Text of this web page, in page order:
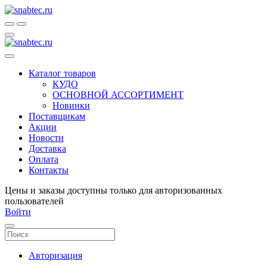
Каталог товаров
КУДО
ОСНОВНОЙ АССОРТИМЕНТ
Новинки
Поставщикам
Акции
Новости
Доставка
Оплата
Контакты
Цены и заказы доступны только для авторизованных
пользователей
Войти
Авторизация